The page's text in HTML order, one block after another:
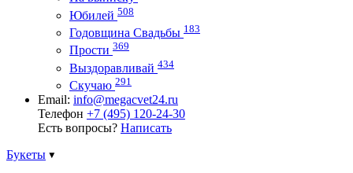
Юбилей 508
Годовщина Свадьбы 183
Прости 369
Выздоравливай 434
Скучаю 291
Email: info@megacvet24.ru
Телефон +7 (495) 120-24-30
Есть вопросы? Написать
Букеты